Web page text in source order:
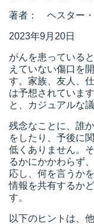
著者： ヘスター
2023年9月20日
がんを患っている
えていない傷口を
す。家族、友人、
は予想されていま
と、カジュアルな
残念なことに、誰
をしたり、予後に
低くありません。
るかにかかわらず
応し、何を言うか
情報を共有するか
す。
以下のヒントは、